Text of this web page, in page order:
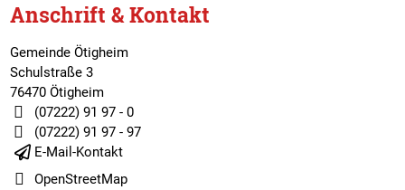
Anschrift & Kontakt
Gemeinde Ötigheim
Schulstraße 3
76470 Ötigheim
(07222) 91 97 - 0
(07222) 91 97 - 97
E-Mail-Kontakt
OpenStreetMap